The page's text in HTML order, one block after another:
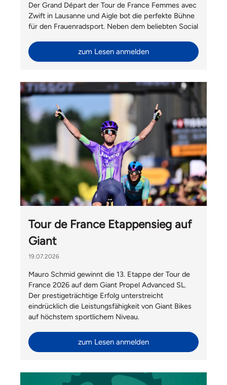
Der Grand Départ der Tour de France Femmes avec
Zwift in Lausanne und Aigle bot die perfekte Bühne
für den Frauenradsport. Neben dem beliebten Social
Switzerland auch Gäste von Giant International aus
Taiwan begrüssen.
zum Lesen anmelden
Tour de France Etappensieg auf
Giant
19.07.2026
Mauro Schmid gewinnt die 13. Etappe der Tour de
France 2026 auf dem Giant Propel Advanced SL.
Der prestigeträchtige Erfolg unterstreicht
eindrücklich die Leistungsfähigkeit von Giant Bikes
auf höchstem sportlichem Niveau.
zum Lesen anmelden